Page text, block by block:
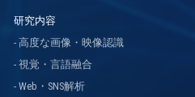
研究内容
高度な画像・映像認識
視覚・言語融合
Web・SNS解析